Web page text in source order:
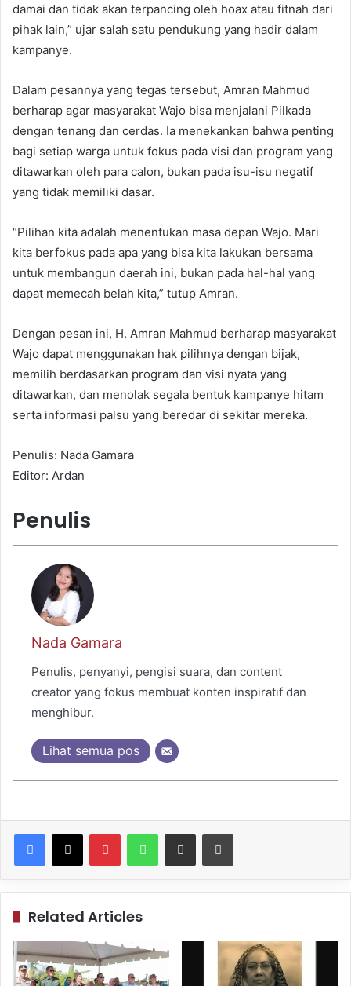
damai dan tidak akan terpancing oleh hoax atau fitnah dari
pihak lain,” ujar salah satu pendukung yang hadir dalam
kampanye.
Dalam pesannya yang tegas tersebut, Amran Mahmud
berharap agar masyarakat Wajo bisa menjalani Pilkada
dengan tenang dan cerdas. Ia menekankan bahwa penting
bagi setiap warga untuk fokus pada visi dan program yang
ditawarkan oleh para calon, bukan pada isu-isu negatif
yang tidak memiliki dasar.
“Pilihan kita adalah menentukan masa depan Wajo. Mari
kita berfokus pada apa yang bisa kita lakukan bersama
untuk membangun daerah ini, bukan pada hal-hal yang
dapat memecah belah kita,” tutup Amran.
Dengan pesan ini, H. Amran Mahmud berharap masyarakat
Wajo dapat menggunakan hak pilihnya dengan bijak,
memilih berdasarkan program dan visi nyata yang
ditawarkan, dan menolak segala bentuk kampanye hitam
serta informasi palsu yang beredar di sekitar mereka.
Penulis: Nada Gamara
Editor: Ardan
Penulis
Nada Gamara
Penulis, penyanyi, pengisi suara, dan content
creator yang fokus membuat konten inspiratif dan
menghibur.
Lihat semua pos
PinterestWhatsAppShare via Email Print
Related Articles